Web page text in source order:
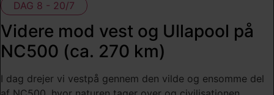
DAG 8 - 20/7
Videre mod vest og Ullapool på
NC500 (ca. 270 km)
I dag drejer vi vestpå gennem den vilde og ensomme del